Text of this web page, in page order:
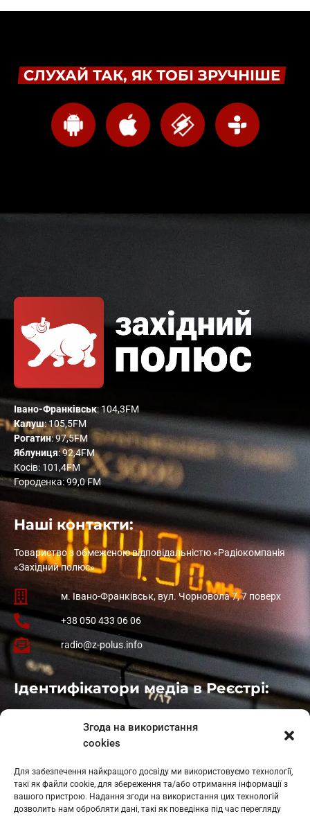
Згода на використання
cookies
Для забезпечення найкращого досвіду ми використовуємо технології,
такі як файли cookie, для збереження та/або отримання інформації з
вашого пристрою. Надання згоди на використання цих технологій
дозволить нам обробляти дані, такі як поведінка під час перегляду
СЛУХАЙ ТАК, ЯК ТОБІ ЗРУЧНІШЕ
Івано-Франківськ: 104,3FM
Калуш: 105,5FM
Рогатин: 97,5FM
Яблуниця: 92,4FM
Косів: 101,4FM
Городенка: 99,0 FM
Наші контакти:
Товариство з обмеженою відповідальністю «Радіокомпанія
«Західний полюс»
м. Івано-Франківськ, вул. Чорновола 7, 7 поверх
+38 050 433 06 06
radio@z-polus.info
Ідентифікатори медіа в Реєстрі:
: L11-01410
: L11-01801
Косів: L11-01805
Гарасимів: L11-02274